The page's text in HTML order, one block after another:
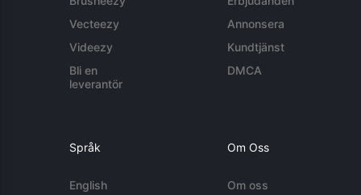
Vecteezy
Videezy
Bli en
leverantör
Annonsera
Kundtjänst
DMCA
Språk
English
Om Oss
Om oss